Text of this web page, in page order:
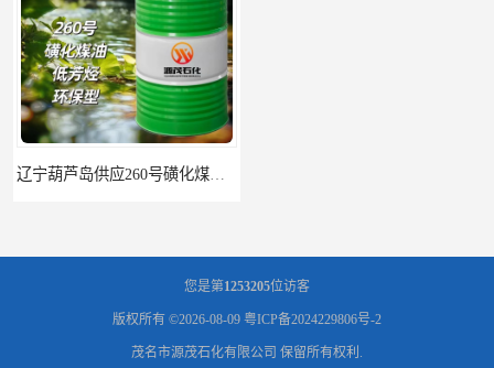
您是第1253205位访客
版权所有 ©2026-08-09 粤ICP备2024229806号-2
茂名市源茂石化有限公司 保留所有权利.